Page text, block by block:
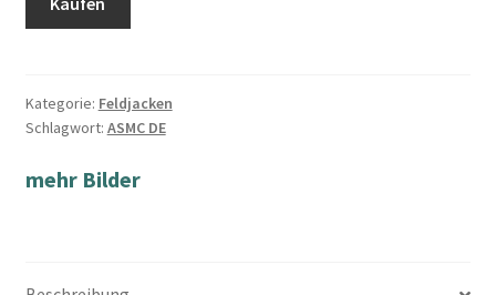
Kategorie: Feldjacken
Schlagwort: ASMC DE
mehr Bilder